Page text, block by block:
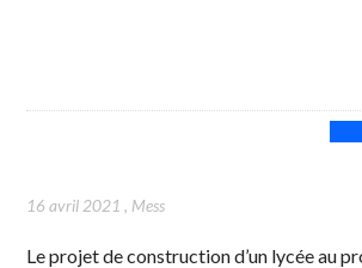
16 avril 2021 , Mess
Le projet de construction d’un lycée au